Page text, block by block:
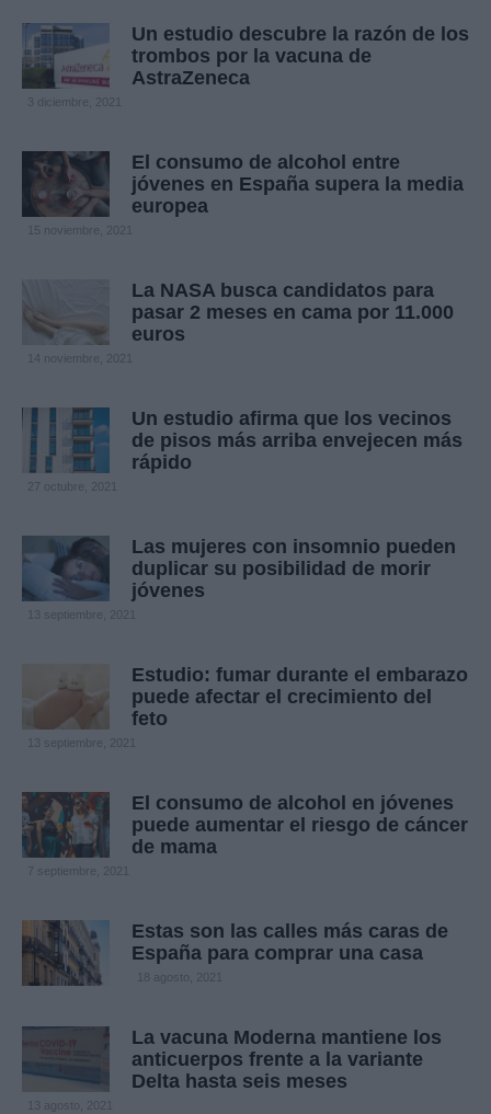
Un estudio descubre la razón de los
trombos por la vacuna de
AstraZeneca
3 diciembre, 2021
El consumo de alcohol entre
jóvenes en España supera la media
europea
15 noviembre, 2021
La NASA busca candidatos para
pasar 2 meses en cama por 11.000
euros
14 noviembre, 2021
Un estudio afirma que los vecinos
de pisos más arriba envejecen más
rápido
27 octubre, 2021
Las mujeres con insomnio pueden
duplicar su posibilidad de morir
jóvenes
13 septiembre, 2021
Estudio: fumar durante el embarazo
puede afectar el crecimiento del
feto
13 septiembre, 2021
El consumo de alcohol en jóvenes
puede aumentar el riesgo de cáncer
de mama
7 septiembre, 2021
Estas son las calles más caras de
España para comprar una casa
18 agosto, 2021
La vacuna Moderna mantiene los
anticuerpos frente a la variante
Delta hasta seis meses
13 agosto, 2021